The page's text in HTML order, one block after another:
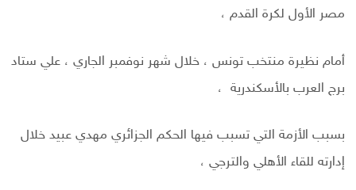
مصر الأول لكرة القدم ،
أمام نظيرة منتخب تونس ، خلال شهر نوفمبر الجاري ، علي ستاد
برج العرب بالأسكندرية ،
بسبب الأزمة التي تسبب فيها الحكم الجزائري مهدي عبيد خلال
إدارته للقاء الأهلي والترجي ،